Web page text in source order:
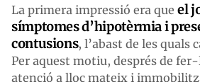
La primera impressió era que el
símptomes d’hipotèrmia i
contusions, l’abast de les quals
Per aquest motiu, després de
atenció a lloc mateix i